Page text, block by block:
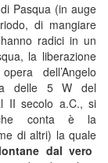
Pasqua (in auge
di mangiare
radici in un
la liberazione
dell’Angelo
delle 5 W del
II secolo a.C., si
che conta è la
di altri) la quale
dal vero